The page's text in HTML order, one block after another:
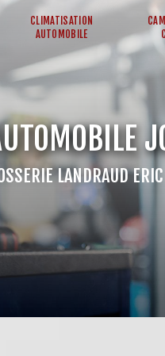
CLIMATISATION
AUTOMOBILE
LANDRAUD ERIC